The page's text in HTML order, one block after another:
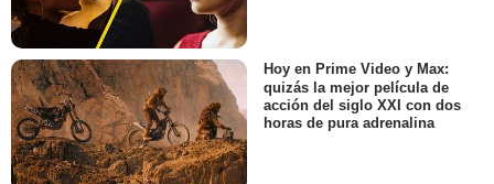
Hoy en Prime Video y Max:
quizás la mejor película de
acción del siglo XXI con dos
horas de pura adrenalina